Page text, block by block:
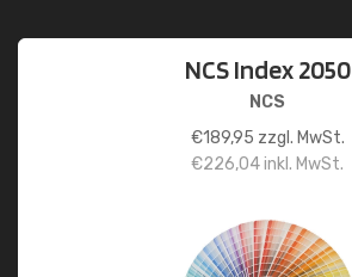
NCS Index 2050
NCS
€189,95 zzgl. MwSt.
€226,04inkl. MwSt.